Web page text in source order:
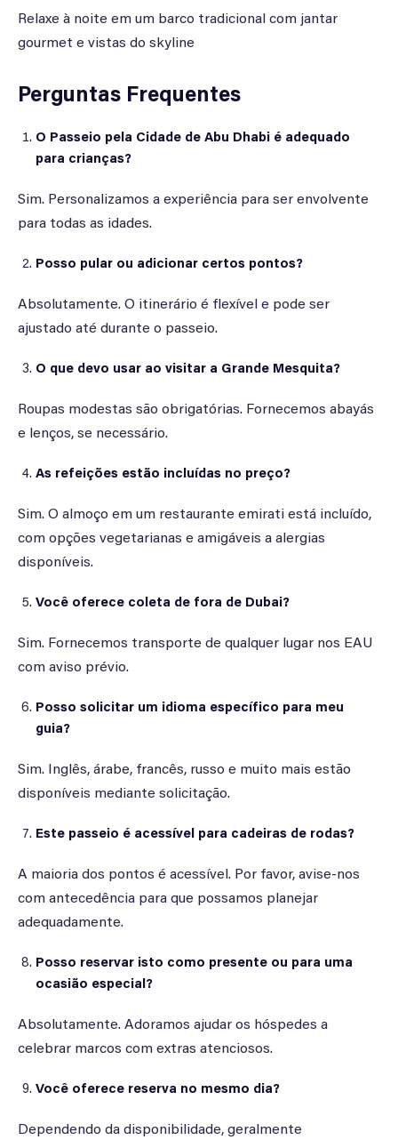
Relaxe à noite em um barco tradicional com jantar
gourmet e vistas do skyline
Perguntas Frequentes
O Passeio pela Cidade de Abu Dhabi é adequado
para crianças?
Sim. Personalizamos a experiência para ser envolvente
para todas as idades.
Posso pular ou adicionar certos pontos?
Absolutamente. O itinerário é flexível e pode ser
ajustado até durante o passeio.
O que devo usar ao visitar a Grande Mesquita?
Roupas modestas são obrigatórias. Fornecemos abayás
e lenços, se necessário.
As refeições estão incluídas no preço?
Sim. O almoço em um restaurante emirati está incluído,
com opções vegetarianas e amigáveis a alergias
disponíveis.
Você oferece coleta de fora de Dubai?
Sim. Fornecemos transporte de qualquer lugar nos EAU
com aviso prévio.
Posso solicitar um idioma específico para meu
guia?
Sim. Inglês, árabe, francês, russo e muito mais estão
disponíveis mediante solicitação.
Este passeio é acessível para cadeiras de rodas?
A maioria dos pontos é acessível. Por favor, avise-nos
com antecedência para que possamos planejar
adequadamente.
Posso reservar isto como presente ou para uma
ocasião especial?
Absolutamente. Adoramos ajudar os hóspedes a
celebrar marcos com extras atenciosos.
Você oferece reserva no mesmo dia?
Dependendo da disponibilidade, geralmente